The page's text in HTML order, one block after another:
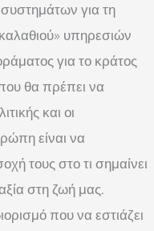
για τη
υπηρεσιών
για το κράτος
θα πρέπει να
και οι
είναι να
τους στο τι σημαίνει
στη ζωή μας.
που να εστιάζει